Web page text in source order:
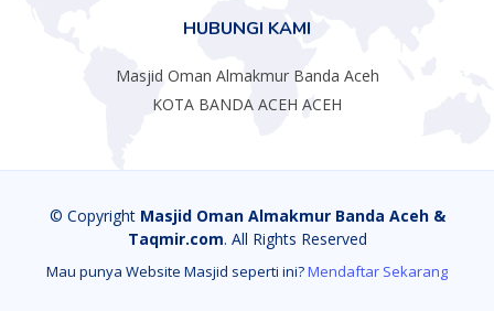
HUBUNGI KAMI
Masjid Oman Almakmur Banda Aceh
KOTA BANDA ACEH ACEH
© Copyright Masjid Oman Almakmur Banda Aceh &
Taqmir.com. All Rights Reserved
Mau punya Website Masjid seperti ini?Mendaftar Sekarang